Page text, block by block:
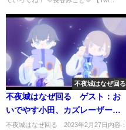
不夜城はなぜ回る
不夜城はなぜ回る ゲスト：お
いでやす小田、カズレーザー 2
月27日
不夜城はなぜ回る 2023年2月27日内容：